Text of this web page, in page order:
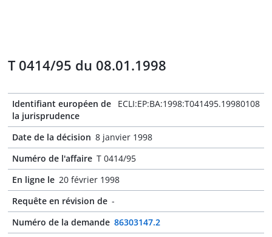
T 0414/95 du 08.01.1998
Identifiant européen de
la jurisprudence
ECLI:EP:BA:1998:T041495.19980108
Date de la décision 8 janvier 1998
Numéro de l'affaire T 0414/95
En ligne le 20 février 1998
Requête en révision de -
Numéro de la demande 86303147.2